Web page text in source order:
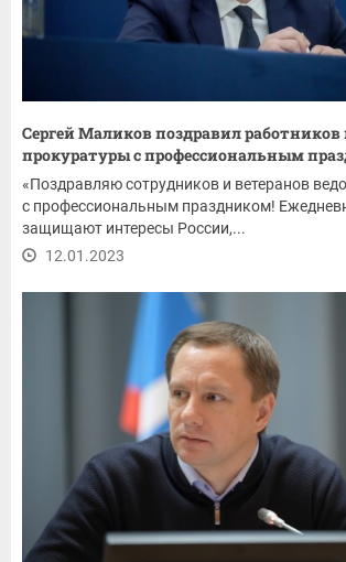
Сергей Маликов поздравил работников
прокуратуры с профессиональным
«Поздравляю сотрудников и ветеранов
с профессиональным праздником!
защищают интересы России,...
12.01.2023